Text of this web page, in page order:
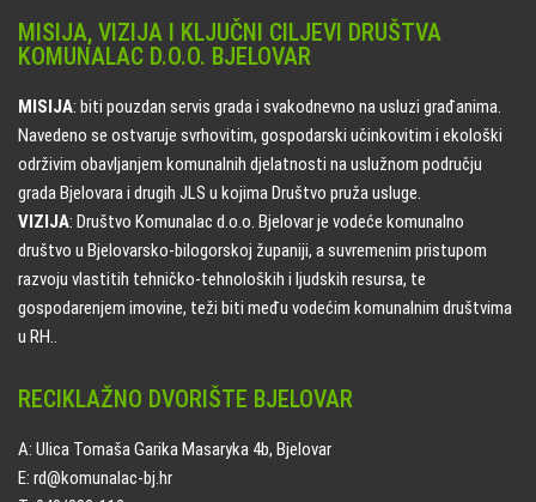
MISIJA, VIZIJA I KLJUČNI CILJEVI DRUŠTVA
KOMUNALAC D.O.O. BJELOVAR
MISIJA: biti pouzdan servis grada i svakodnevno na usluzi građanima.
Navedeno se ostvaruje svrhovitim, gospodarski učinkovitim i ekološki
održivim obavljanjem komunalnih djelatnosti na uslužnom području
grada Bjelovara i drugih JLS u kojima Društvo pruža usluge.
VIZIJA: Društvo Komunalac d.o.o. Bjelovar je vodeće komunalno
društvo u Bjelovarsko-bilogorskoj županiji, a suvremenim pristupom
razvoju vlastitih tehničko-tehnoloških i ljudskih resursa, te
gospodarenjem imovine, teži biti među vodećim komunalnim društvima
u RH..
RECIKLAŽNO DVORIŠTE BJELOVAR
A: Ulica Tomaša Garika Masaryka 4b, Bjelovar
E: rd@komunalac-bj.hr